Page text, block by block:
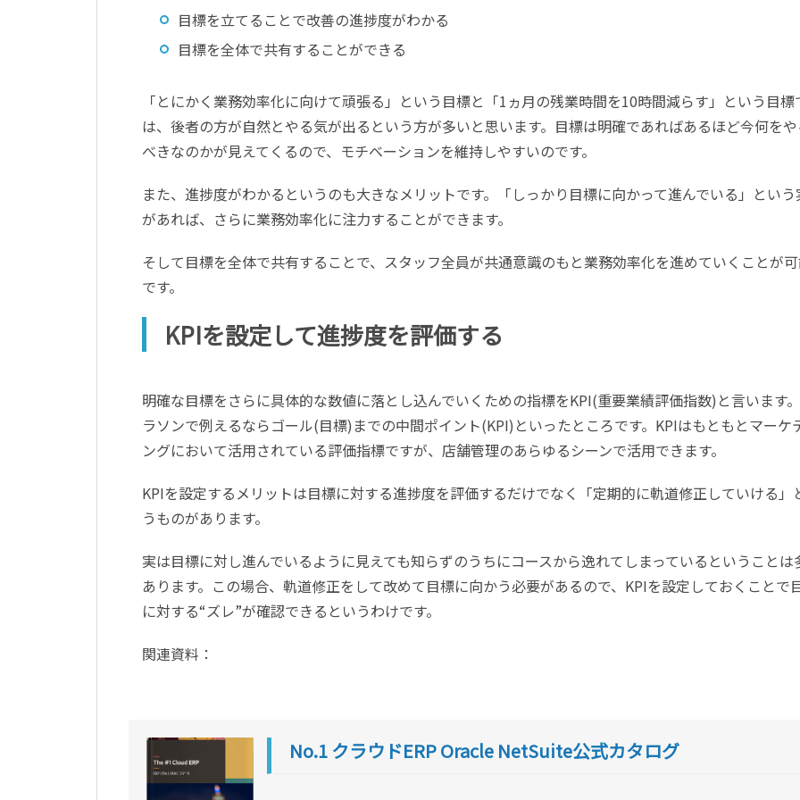
目標を立てることで改善の進捗度がわかる
目標を全体で共有することができる
「とにかく業務効率化に向けて頑張る」という目標と「1ヵ月の残業時間を10時間減らす」という目標
は、後者の方が自然とやる気が出るという方が多いと思います。目標は明確であればあるほど今何をや
べきなのかが見えてくるので、モチベーションを維持しやすいのです。
また、進捗度がわかるというのも大きなメリットです。「しっかり目標に向かって進んでいる」という
があれば、さらに業務効率化に注力することができます。
そして目標を全体で共有することで、スタッフ全員が共通意識のもと業務効率化を進めていくことが
です。
KPIを設定して進捗度を評価する
明確な目標をさらに具体的な数値に落とし込んでいくための指標をKPI(重要業績評価指数)と言います
ラソンで例えるならゴール(目標)までの中間ポイント(KPI)といったところです。KPIはもともとマーケ
ングにおいて活用されている評価指標ですが、店舗管理のあらゆるシーンで活用できます。
KPIを設定するメリットは目標に対する進捗度を評価するだけでなく「定期的に軌道修正していける」
うものがあります。
実は目標に対し進んでいるように見えても知らずのうちにコースから逸れてしまっているということは
あります。この場合、軌道修正をして改めて目標に向かう必要があるので、KPIを設定しておくことで
に対する“ズレ”が確認できるというわけです。
関連資料：
No.1 クラウドERP Oracle NetSuite公式カタログ